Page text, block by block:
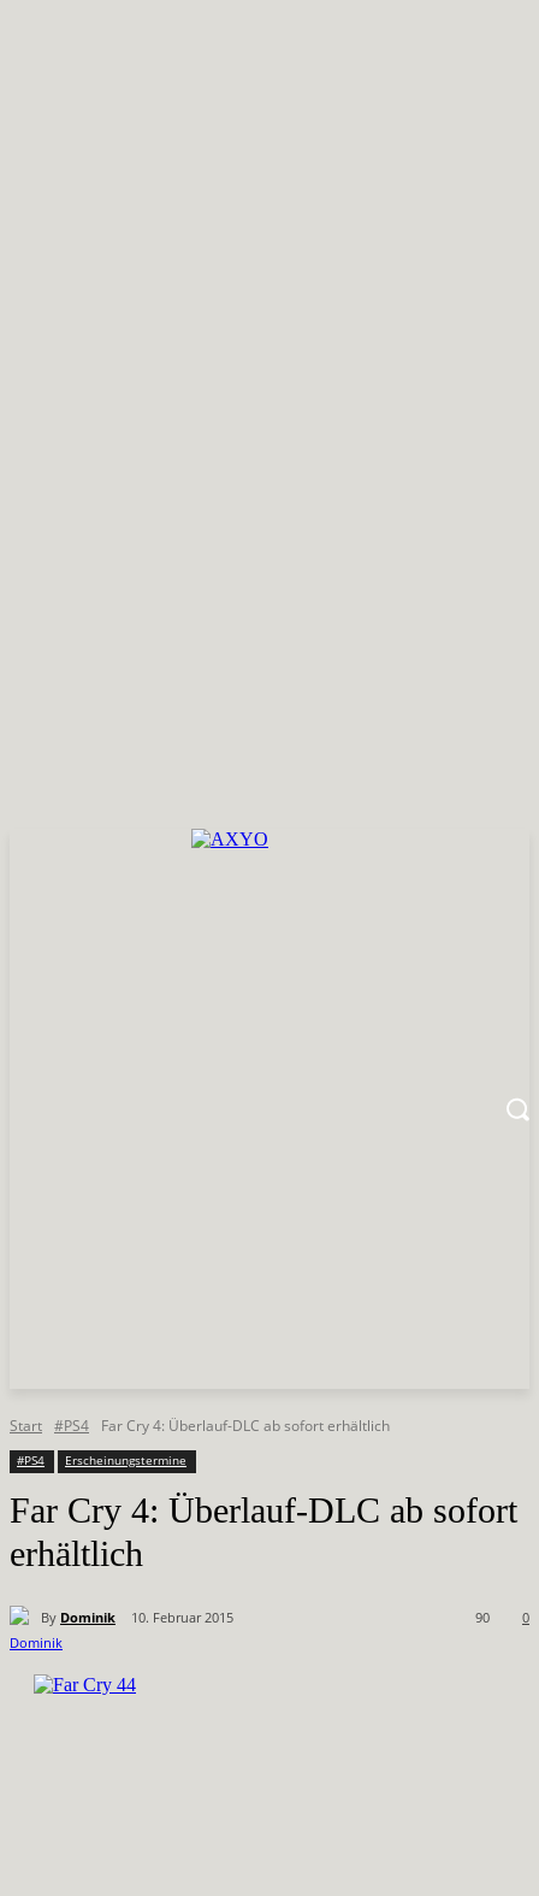
Start #PS4 Far Cry 4: Überlauf-DLC ab sofort erhältlich
#PS4 Erscheinungstermine
Far Cry 4: Überlauf-DLC ab sofort
erhältlich
By Dominik 10. Februar 2015 0
90